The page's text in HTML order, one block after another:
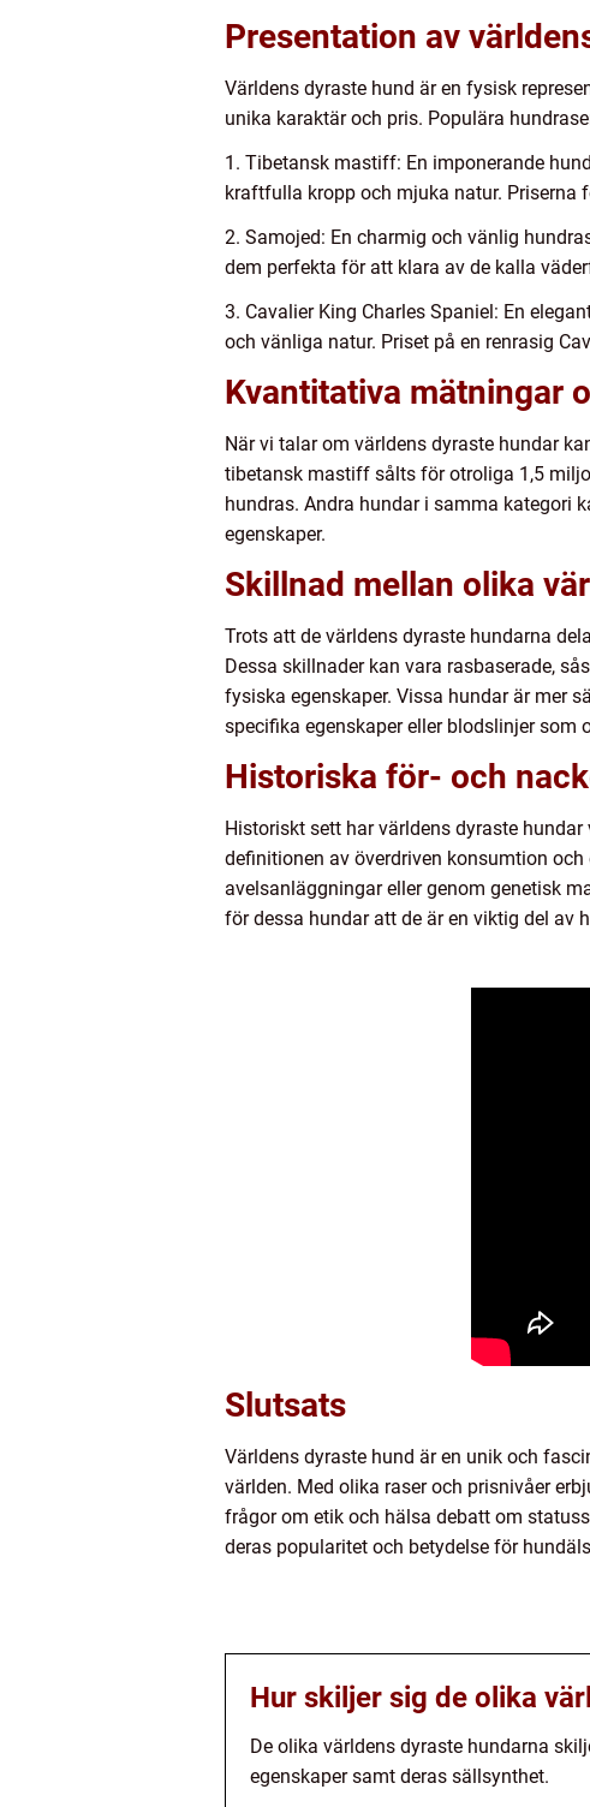
Presentation av
Världens dyraste hund är en fysisk
unika karaktär och pris. Populära
1. Tibetansk mastiff: En imponerande
kraftfulla kropp och mjuka natur.
2. Samojed: En charmig och vänlig
dem perfekta för att klara av de kalla
3. Cavalier King Charles Spaniel: En
och vänliga natur. Priset på en renrasig
Kvantitativa mätningar
När vi talar om världens dyraste hundar
tibetansk mastiff sålts för otroliga 1,5
hundras. Andra hundar i samma kategori
egenskaper.
Skillnad mellan olika
Trots att de världens dyraste hundarna
Dessa skillnader kan vara rasbaserade,
fysiska egenskaper. Vissa hundar är mer
specifika egenskaper eller blodslinjer som
Historiska för- och
Historiskt sett har världens dyraste
definitionen av överdriven konsumtion
avelsanläggningar eller genom genetisk
för dessa hundar att de är en viktig del av
Slutsats
Världens dyraste hund är en unik och
världen. Med olika raser och prisnivåer
frågor om etik och hälsa debatt om
deras popularitet och betydelse för
Hur skiljer sig de olika
De olika världens dyraste hundarna
egenskaper samt deras sällsynthet.